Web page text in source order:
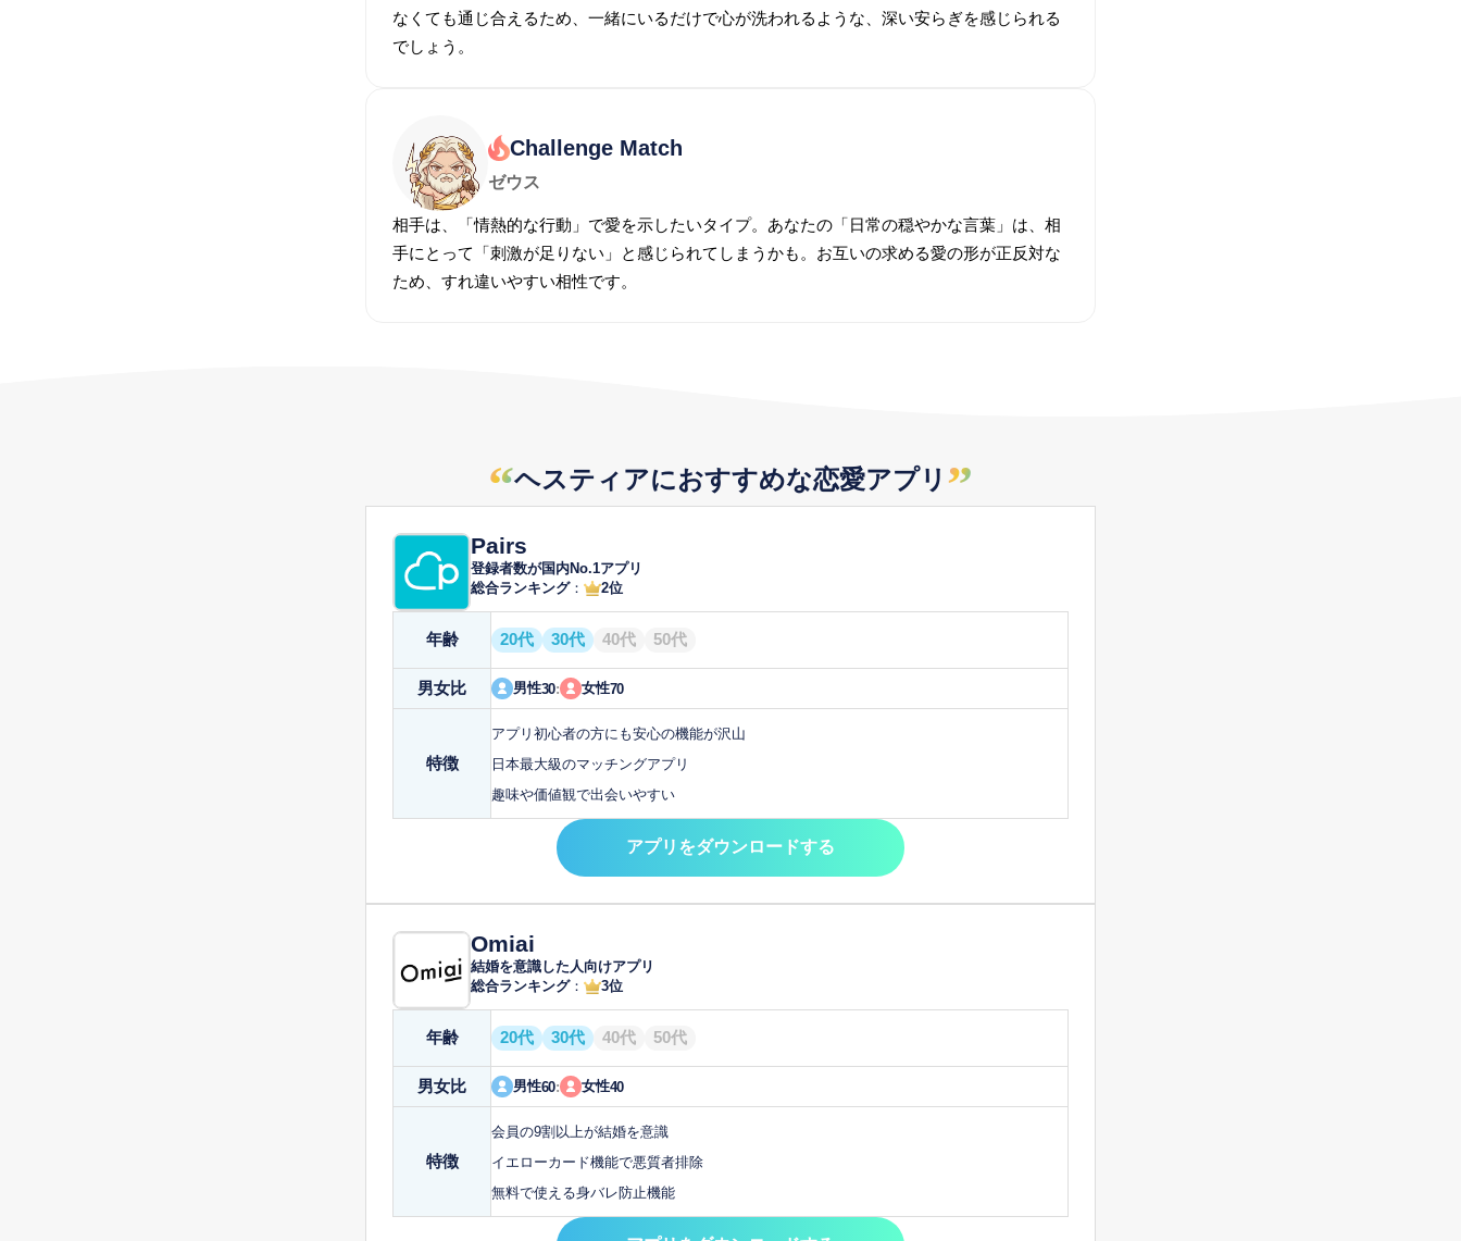
なくても通じ合えるため、一緒にいるだけで心が洗われるような、深い安らぎを感じられる
でしょう。
Challenge Match
ゼウス
相手は、「情熱的な行動」で愛を示したいタイプ。あなたの「日常の穏やかな言葉」は、相
手にとって「刺激が足りない」と感じられてしまうかも。お互いの求める愛の形が正反対な
ため、すれ違いやすい相性です。
“ヘスティアにおすすめな恋愛アプリ ”
Pairs
登録者数が国内No.1アプリ
総合ランキング： 2位
年齢 20代 30代 40代 50代
男女比 男性30: 女性70
特徴
アプリ初心者の方にも安心の機能が沢山
日本最大級のマッチングアプリ
趣味や価値観で出会いやすい
アプリをダウンロードする
Omiai
結婚を意識した人向けアプリ
総合ランキング： 3位
年齢 20代 30代 40代 50代
男女比 男性60: 女性40
特徴
会員の9割以上が結婚を意識
イエローカード機能で悪質者排除
無料で使える身バレ防止機能